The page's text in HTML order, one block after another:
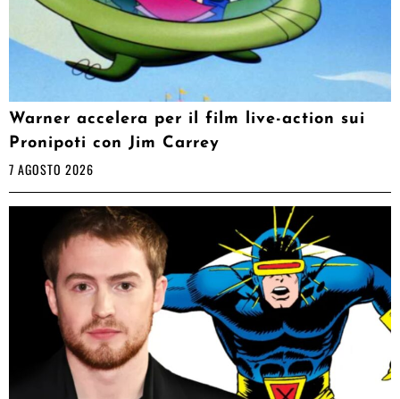
Warner accelera per il film live-action sui
Pronipoti con Jim Carrey
7 AGOSTO 2026